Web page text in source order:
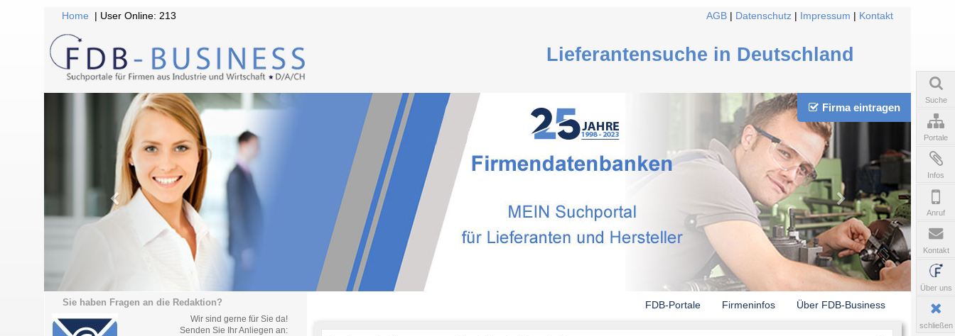
Home | User Online: 213 AGB Datenschutz Impressum Kontakt
Lieferantensuche in Deutschland
Firma eintragen
Sie haben Fragen an die Redaktion?
Wir sind gerne für Sie da!
Senden Sie Ihr Anliegen an:
FDB-Portale Firmeninfos Über FDB-Business
Suche
Portale
Infos
Anruf
Kontakt
Über uns
schließen